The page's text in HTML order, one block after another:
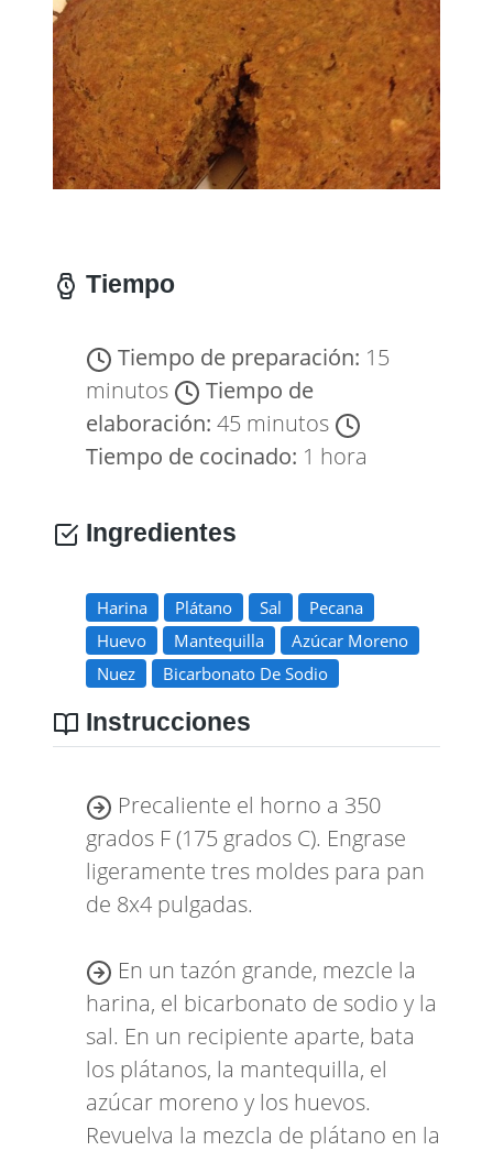
Tiempo
Tiempo de preparación: 15
minutos
Tiempo de
elaboración: 45 minutos
Tiempo de cocinado: 1 hora
Ingredientes
Harina Plátano Sal
Pecana
Huevo
Mantequilla
Azúcar Moreno
Nuez
Bicarbonato De Sodio
Instrucciones
Precaliente el horno a 350
grados F (175 grados C). Engrase
ligeramente tres moldes para pan
de 8x4 pulgadas.
En un tazón grande, mezcle la
harina, el bicarbonato de sodio y la
sal. En un recipiente aparte, bata
los plátanos, la mantequilla, el
azúcar moreno y los huevos.
Revuelva la mezcla de plátano en la